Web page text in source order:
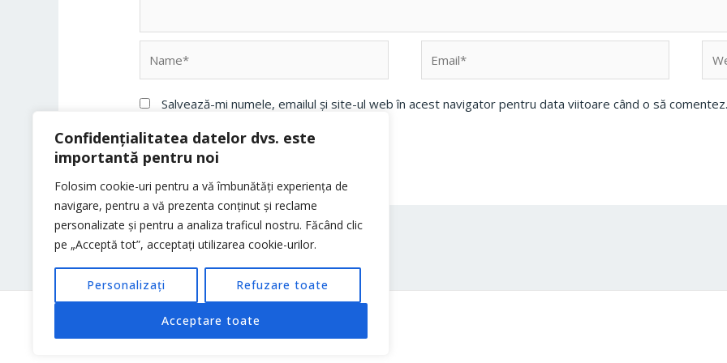
Confidențialitatea datelor dvs. este
importantă pentru noi
Folosim cookie-uri pentru a vă îmbunătăți experiența de
navigare, pentru a vă prezenta conținut și reclame
personalizate și pentru a analiza traficul nostru. Făcând clic
pe „Acceptă tot”, acceptați utilizarea cookie-urilor.
Personalizați Refuzare toate
Acceptare toate
Salvează-mi numele, emailul și site-ul web în acest navigator pentru data viitoare când o să comentez.
Copyright © 2026